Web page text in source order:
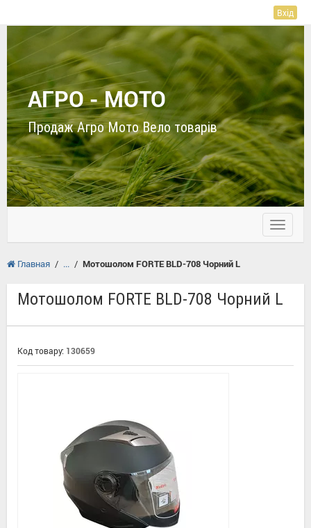
Вхід
АГРО - МОТО
Продаж Агро Мото Вело товарів
Toggle
Главная / / Мотошолом FORTE BLD-708 Чорний L
Мотошолом FORTE BLD-708 Чорний L
Код товару: 130659